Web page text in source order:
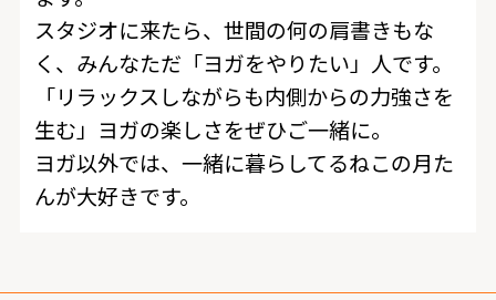
スタジオに来たら、世間の何の肩書きもな
く、みんなただ「ヨガをやりたい」人です。
「リラックスしながらも内側からの力強さを
生む」ヨガの楽しさをぜひご一緒に。
ヨガ以外では、一緒に暮らしてるねこの月た
んが大好きです。